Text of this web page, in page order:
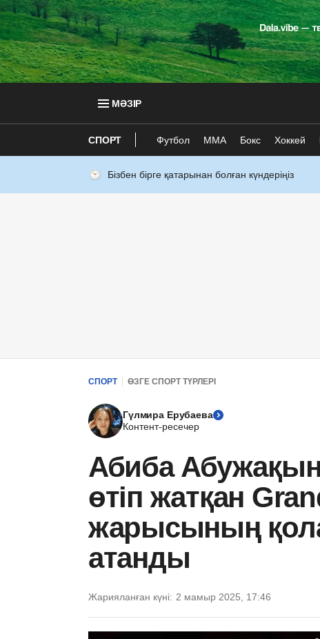
МӘЗІР
СПОРТ Футбол ММА Бокс Хоккей
Бізбен бірге қатарынан болған күндеріңіз
СПОРТ ӨЗГЕ СПОРТ ТҮРЛЕРІ
Гүлмира Ерубаева
Контент-ресечер
Абиба
өтіп жатқан
жарысының
атанды
Жарияланған күні: 2 мамыр 2025, 17:46